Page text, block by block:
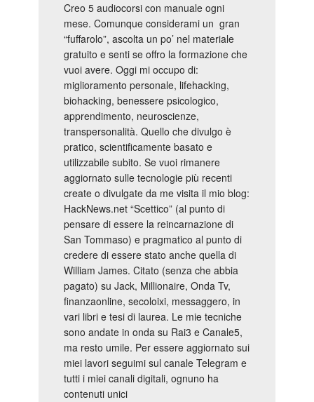
Creo 5 audiocorsi con manuale ogni
mese. Comunque considerami un gran
“fuffarolo”, ascolta un po’ nel materiale
gratuito e senti se offro la formazione che
vuoi avere. Oggi mi occupo di:
miglioramento personale, lifehacking,
biohacking, benessere psicologico,
apprendimento, neuroscienze,
transpersonalità. Quello che divulgo è
pratico, scientificamente basato e
utilizzabile subito. Se vuoi rimanere
aggiornato sulle tecnologie più recenti
create o divulgate da me visita il mio blog:
HackNews.net “Scettico” (al punto di
pensare di essere la reincarnazione di
San Tommaso) e pragmatico al punto di
credere di essere stato anche quella di
William James. Citato (senza che abbia
pagato) su Jack, Millionaire, Onda Tv,
finanzaonline, secoloixi, messaggero, in
vari libri e tesi di laurea. Le mie tecniche
sono andate in onda su Rai3 e Canale5,
ma resto umile. Per essere aggiornato sui
miei lavori seguimi sul canale Telegram e
tutti i miei canali digitali, ognuno ha
contenuti unici